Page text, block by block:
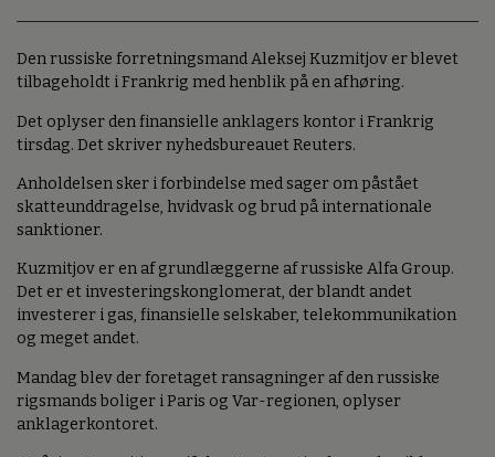
Den russiske forretningsmand Aleksej Kuzmitjov er blevet
tilbageholdt i Frankrig med henblik på en afhøring.
Det oplyser den finansielle anklagers kontor i Frankrig
tirsdag. Det skriver nyhedsbureauet Reuters.
Anholdelsen sker i forbindelse med sager om påstået
skatteunddragelse, hvidvask og brud på internationale
sanktioner.
Kuzmitjov er en af grundlæggerne af russiske Alfa Group.
Det er et investeringskonglomerat, der blandt andet
investerer i gas, finansielle selskaber, telekommunikation
og meget andet.
Mandag blev der foretaget ransagninger af den russiske
rigsmands boliger i Paris og Var-regionen, oplyser
anklagerkontoret.